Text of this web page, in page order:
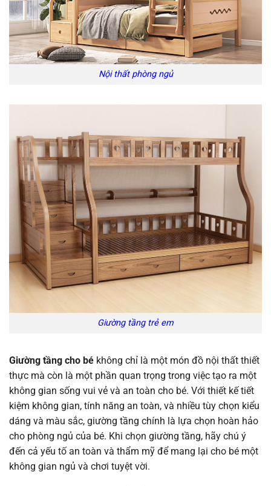
Nội thất phòng ngủ
Giường tầng trẻ em
Giường tầng cho bé không chỉ là một món đồ nội thất thiết
thực mà còn là một phần quan trọng trong việc tạo ra một
không gian sống vui vẻ và an toàn cho bé. Với thiết kế tiết
kiệm không gian, tính năng an toàn, và nhiều tùy chọn kiểu
dáng và màu sắc, giường tầng chính là lựa chọn hoàn hảo
cho phòng ngủ của bé. Khi chọn giường tầng, hãy chú ý
đến cả yếu tố an toàn và thẩm mỹ để mang lại cho bé một
không gian ngủ và chơi tuyệt vời.